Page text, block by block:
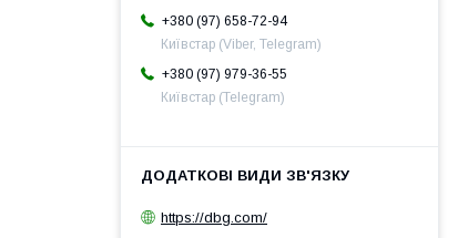
+380 (97) 658-72-94
Київстар (Viber, Telegram)
+380 (97) 979-36-55
Київстар (Telegram)
https://dbg.com/